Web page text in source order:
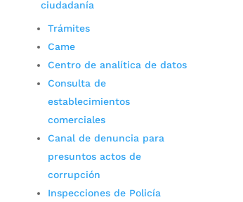
ciudadanía
Trámites
Came
Centro de analítica de datos
Consulta de
establecimientos
comerciales
Canal de denuncia para
presuntos actos de
corrupción
Inspecciones de Policía